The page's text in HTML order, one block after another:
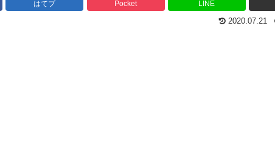
はてブ Pocket LINE
2020.07.21